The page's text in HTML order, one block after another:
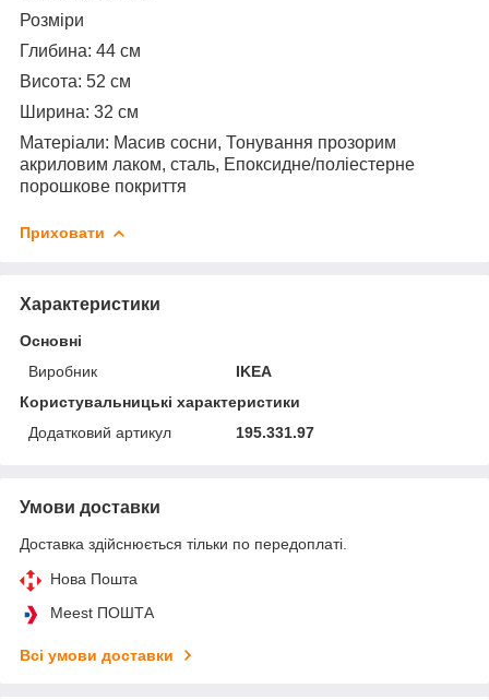
Розміри
Глибина: 44 см
Висота: 52 см
Ширина: 32 см
Матеріали: Масив сосни, Тонування прозорим
акриловим лаком, сталь, Епоксидне/поліестерне
порошкове покриття
Приховати
Характеристики
Основні
Виробник
IKEA
Користувальницькі характеристики
Додатковий артикул
195.331.97
Умови доставки
Доставка здійснюється тільки по передоплаті.
Нова Пошта
Meest ПОШТА
Всі умови доставки